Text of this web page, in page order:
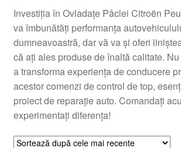
Investiția în Ovladațe Pâclei Citroën
va îmbunătăți performanța
dumneavoastră, dar vă va și oferi
că ați ales produse de înaltă calitate.
a transforma experiența de conducere
acestor comenzi de control de top,
proiect de reparație auto. Comandați
experimentați diferența!